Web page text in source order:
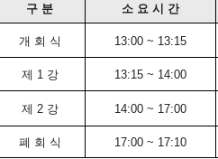
구 분 소 요 시 간
개 회 식 13:00 ~ 13:15
제 1 강 13:15 ~ 14:00
제 2 강 14:00 ~ 17:00
폐 회 식 17:00 ~ 17:10